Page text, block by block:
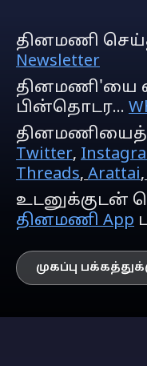
தினமணி
Newsletter
தினமணி'யை
பின்தொடர...
Twitter,
Threads,Arattai
உடனுக்குடன்
தினமணி App
முகப்பு